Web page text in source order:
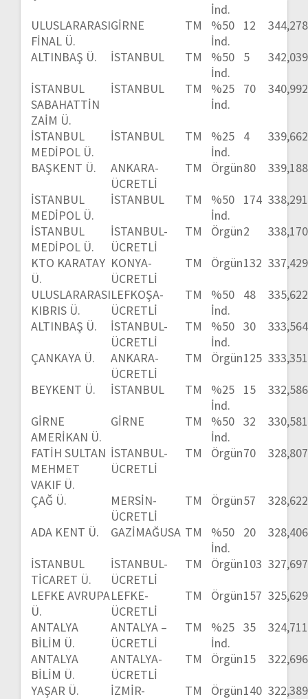
İnd.
ULUSLARARASI
FİNAL Ü.
GİRNE TM
%50
İnd.
12
ALTINBAŞ Ü.
İSTANBUL TM
%50
İnd.
5
İSTANBUL
SABAHATTİN
ZAİM Ü.
İSTANBUL TM
%25
İnd.
70
İSTANBUL
MEDİPOL Ü.
İSTANBUL TM
%25
İnd.
4
BAŞKENT Ü.
ANKARA-
ÜCRETLİ
TM Örgün80
İSTANBUL
MEDİPOL Ü.
İSTANBUL TM
%50
İnd.
174
İSTANBUL
MEDİPOL Ü.
İSTANBUL-
ÜCRETLİ
TM Örgün2
KTO KARATAY
Ü.
KONYA-
ÜCRETLİ
TM Örgün132
ULUSLARARASI
KIBRIS Ü.
LEFKOŞA-
ÜCRETLİ
TM
%50
İnd.
48
ALTINBAŞ Ü.
İSTANBUL-
ÜCRETLİ
TM
%50
İnd.
30
ÇANKAYA Ü.
ANKARA-
ÜCRETLİ
TM Örgün125
BEYKENT Ü.
İSTANBUL TM
%25
İnd.
15
GİRNE
AMERİKAN Ü.
GİRNE TM
%50
İnd.
32
FATİH SULTAN
MEHMET
VAKIF Ü.
İSTANBUL-
ÜCRETLİ
TM Örgün70
ÇAĞ Ü.
MERSİN-
ÜCRETLİ
TM Örgün57
ADA KENT Ü.
GAZİMAĞUSA TM
%50
İnd.
20
İSTANBUL
TİCARET Ü.
İSTANBUL-
ÜCRETLİ
TM Örgün103
LEFKE AVRUPA
Ü.
LEFKE-
ÜCRETLİ
TM Örgün157
ANTALYA
BİLİM Ü.
ANTALYA –
ÜCRETLİ
TM
%25
İnd.
35
ANTALYA
BİLİM Ü.
ANTALYA-
ÜCRETLİ
TM Örgün15
YAŞAR Ü.
İZMİR-
TM Örgün140